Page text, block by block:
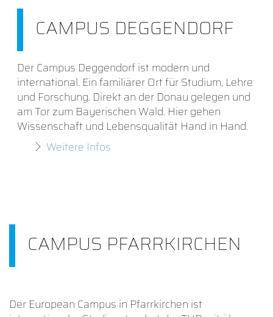
CAMPUS DEGGENDORF
Der Campus Deggendorf ist modern und
international. Ein familiärer Ort für Studium, Lehre
und Forschung. Direkt an der Donau gelegen und
am Tor zum Bayerischen Wald. Hier gehen
Wissenschaft und Lebensqualität Hand in Hand.
Weitere Infos
CAMPUS PFARRKIRCHEN
Der European Campus in Pfarrkirchen ist